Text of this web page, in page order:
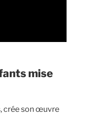
mise
crée son œuvre